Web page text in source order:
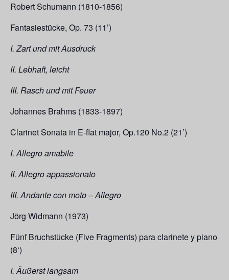
Robert Schumann (1810-1856)
Fantasiestücke, Op. 73 (11’)
I. Zart und mit Ausdruck
II. Lebhaft, leicht
III. Rasch und mit Feuer
Johannes Brahms (1833-1897)
Clarinet Sonata in E-flat major, Op.120 No.2 (21’)
I. Allegro amabile
II. Allegro appassionato
III. Andante con moto – Allegro
Jörg Widmann (1973)
Fünf Bruchstücke (Five Fragments) para clarinete y piano
(8‘)
I. Äußerst langsam